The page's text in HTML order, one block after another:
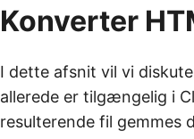
Konverter
I dette afsnit vil vi
allerede er tilgængelig i
resulterende fil gemmes